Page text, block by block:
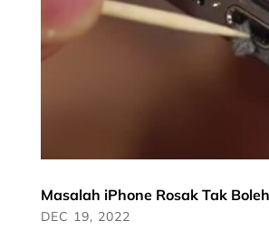
Masalah iPhone Rosak Tak
DEC 19, 2022